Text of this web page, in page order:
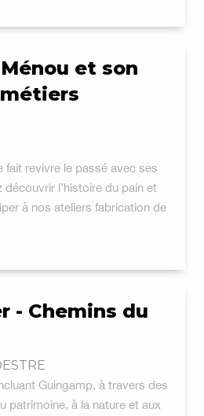
et son
fait revivre le passé avec ses
découvrir l’histoire du pain et
à nos ateliers fabrication de
- Chemins du
Guingamp, à travers des
patrimoine, à la nature et aux